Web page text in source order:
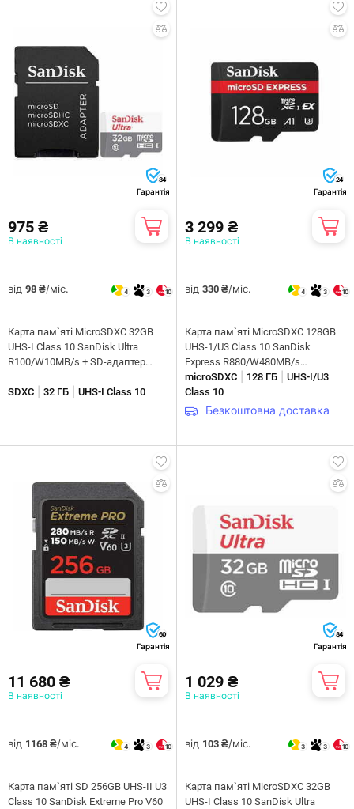
84
Гарантія
975 ₴
В наявності
від 98 ₴/міс. 4 3 10
Карта пам`яті MicroSDXC 32GB
UHS-I Class 10 SanDisk Ultra
R100/W10MB/s + SD-адаптер
SDXC
32 ГБ UHS-I Class 10
24
Гарантія
3 299 ₴
В наявності
від 330 ₴/міс. 4 3 10
Карта пам`ятi MicroSDXC 128GB
UHS-1/U3 Class 10 SanDisk
Express R880/W480MB/s
(SDSQXFN-128G-GN4NN)
microSDXC 128 ГБ
UHS-I/U3
Class 10
Безкоштовна доставка
60
Гарантія
11 680 ₴
В наявності
від 1168 ₴/міс. 4 3 10
Карта пам`яті SD 256GB UHS-II U3
Class 10 SanDisk Extreme Pro V60
84
Гарантія
1 029 ₴
В наявності
від 103 ₴/міс. 3 3 10
Карта пам`яті MicroSDXC 32GB
UHS-I Class 10 SanDisk Ultra